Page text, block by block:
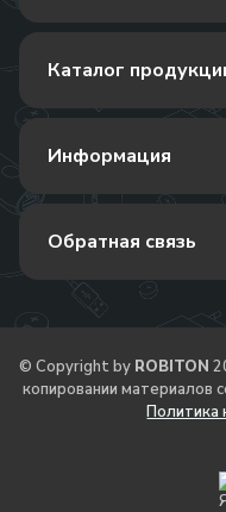
Каталог
Информация
Обратная связь
© Copyright by ROBITON
копировании материалов
Политика